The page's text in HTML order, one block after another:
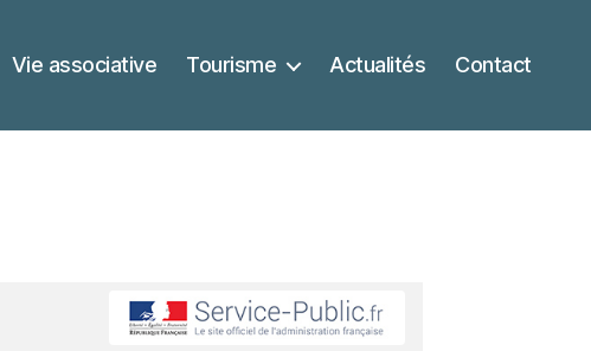
Vie associative Tourisme Actualités Contact